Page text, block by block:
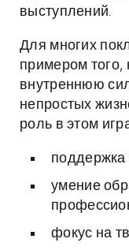
выступлений.
Для многих
примером того,
внутреннюю
непростых
роль в этом
поддержка
умение
фокус на